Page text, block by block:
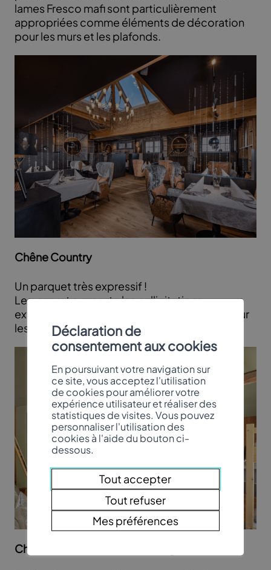
lames Fresco mafi sont particulièrement
appropriées comme éléments de décoration
pour les murs et les plafonds.
Chêne Country
Un parquet très expressif !
Le parquet supporte les sollicitations
extrêmement fortes et est de ce fait idéal pour
les locaux publics.
Chêne Vulcano Medium Carving Chevron
Déclaration de
consentement aux cookies
En poursuivant votre navigation sur
ce site, vous acceptez l'utilisation
de cookies pour améliorer votre
expérience utilisateur et réaliser des
statistiques de visites. Vous pouvez
personnaliser l'utilisation des
cookies à l'aide du bouton ci-
dessous.
Tout accepter
Tout refuser
Mes préférences